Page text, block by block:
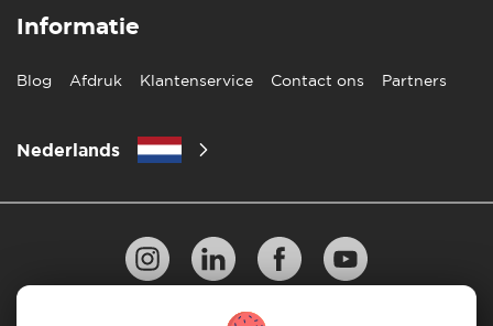
Informatie
Blog Afdruk Klantenservice Contact ons Partners
Nederlands